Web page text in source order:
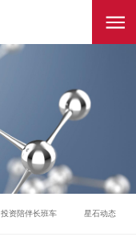
投资陪伴长班车 星石动态